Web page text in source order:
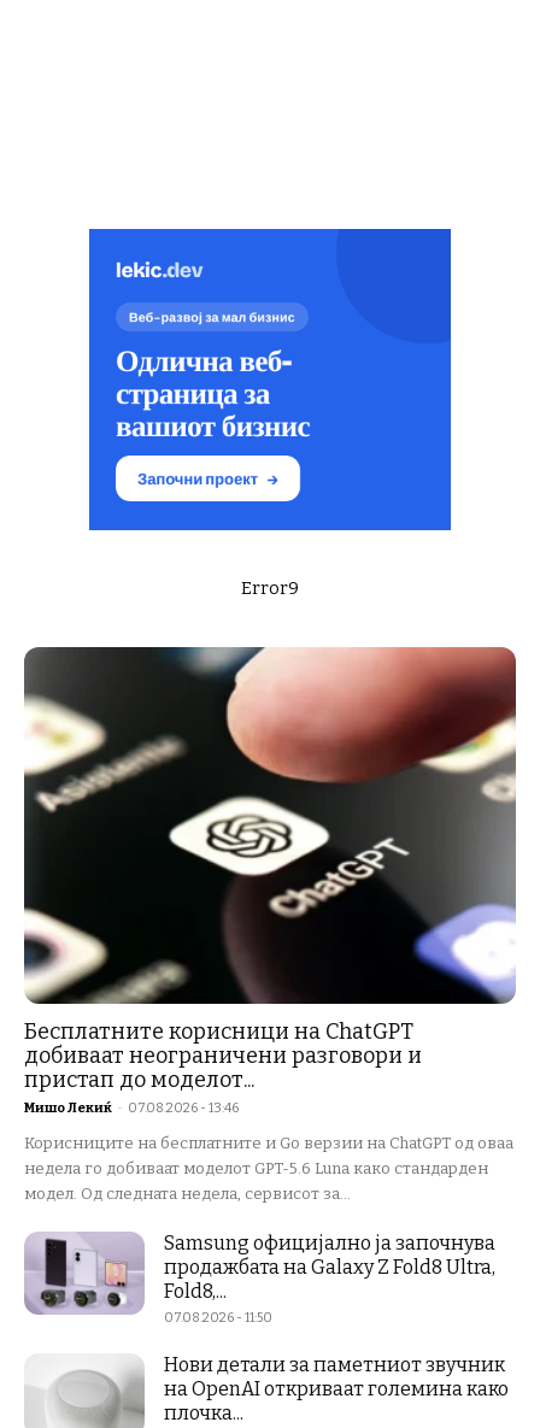
Error9
Бесплатните корисници на ChatGPT
добиваат неограничени разговори и
пристап до моделот...
Мишо Лекиќ - 07.08.2026 - 13:46
Корисниците на бесплатните и Go верзии на ChatGPT од оваа
недела го добиваат моделот GPT-5.6 Luna како стандарден
модел. Од следната недела, сервисот за...
Samsung официјално ја започнува
продажбата на Galaxy Z Fold8 Ultra,
Fold8,...
07.08.2026 - 11:50
Нови детали за паметниот звучник
на OpenAI откриваат големина како
плочка...